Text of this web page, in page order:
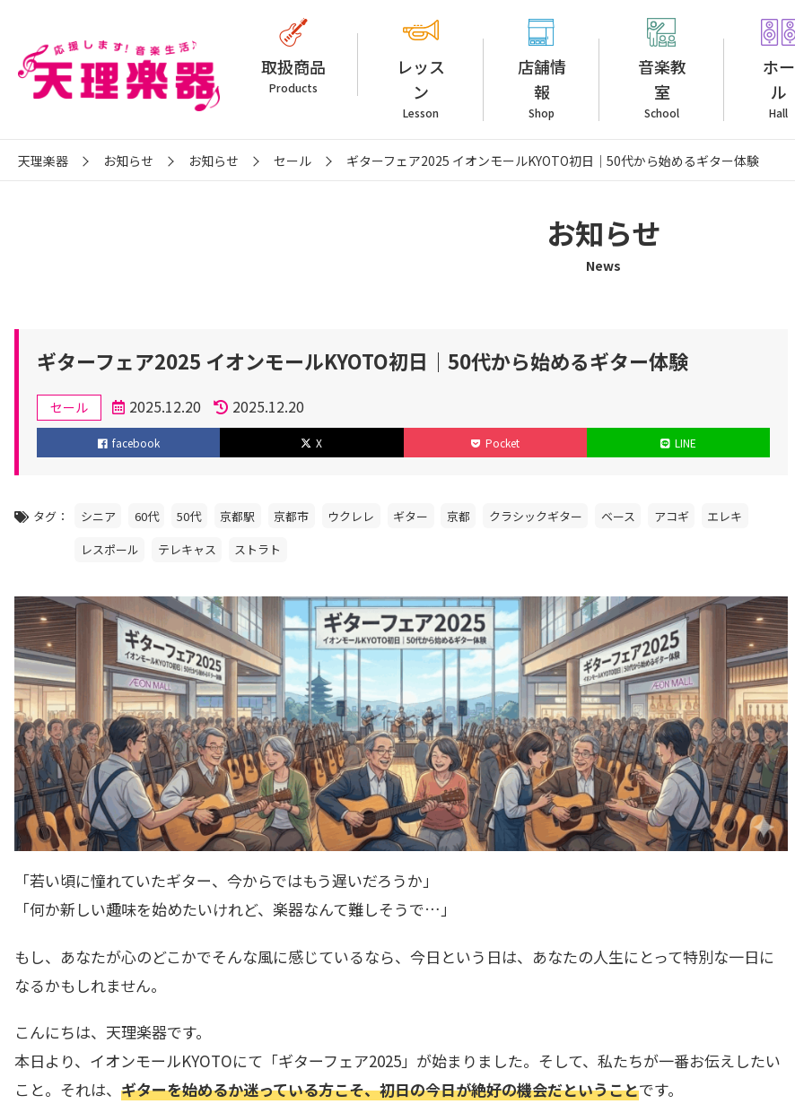
取扱商品
Products
レッス
ン
Lesson
店舗情
報
Shop
音楽教
室
School
ホー
ル
Hall
天理楽器 お知らせ お知らせ セール ギターフェア2025 イオンモールKYOTO初日｜50代から始めるギター体験
お知らせ
News
ギターフェア2025 イオンモールKYOTO初日｜50代から始めるギター体験
カ
テ
ゴ
ー
セール
投
稿
2025.12.20
更
新
2025.12.20
facebook X Pocket LINE
タグ シニア 60代 50代 京都駅 京都市 ウクレレ ギター 京都 クラシックギター ベース アコギ
エレキ
レスポール
テレキャス ストラト
「若い頃に憧れていたギター、今からではもう遅いだろうか」
「何か新しい趣味を始めたいけれど、楽器なんて難しそうで…」
もし、あなたが心のどこかでそんな風に感じているなら、今日という日は、あなたの人生にとって特別な一日に
なるかもしれません。
こんにちは、天理楽器です。
本日より、イオンモールKYOTOにて「ギターフェア2025」が始まりました。そして、私たちが一番お伝えしたい
こと。それは、 ギターを始めるか迷っている方こそ、初日の今日が絶好の機会だということです。